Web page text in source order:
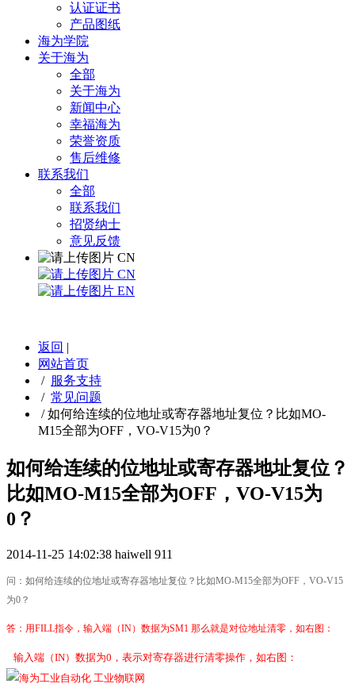
认证证书
产品图纸
海为学院
关于海为
全部
关于海为
新闻中心
幸福海为
荣誉资质
售后维修
联系我们
全部
联系我们
招贤纳士
意见反馈
CN
CN
EN
返回 |
网站首页
/ 服务支持
/ 常见问题
/如何给连续的位地址或寄存器地址复位？比如MO-
M15全部为OFF，VO-V15为0？
如何给连续的位地址或寄存器地址复位？
比如MO-M15全部为OFF，VO-V15为
0？
2014-11-25 14:02:38 haiwell 911
问：如何给连续的位地址或寄存器地址复位？比如MO-M15全部为OFF，VO-V15
为0？
答：用FILL指令，输入端（IN）数据为SM1 那么就是对位地址清零，如右图：
输入端（IN）数据为0，表示对寄存器进行清零操作，如右图：